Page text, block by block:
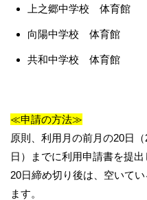
上之郷中学校 体育館
向陽中学校 体育館
共和中学校 体育館
≪申請の方法≫
原則、利用月の前月の20日
日）までに利用申請書を提出
20日締め切り後は、空いて
ます。